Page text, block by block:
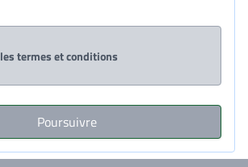
termes et conditions
Poursuivre